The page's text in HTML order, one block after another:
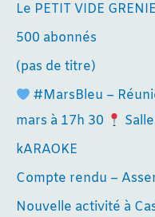
Le PETIT VIDE
500 abonnés
(pas de titre)
#MarsBleu –
mars à 17h 30
kARAOKE
Compte rendu –
Nouvelle activité à